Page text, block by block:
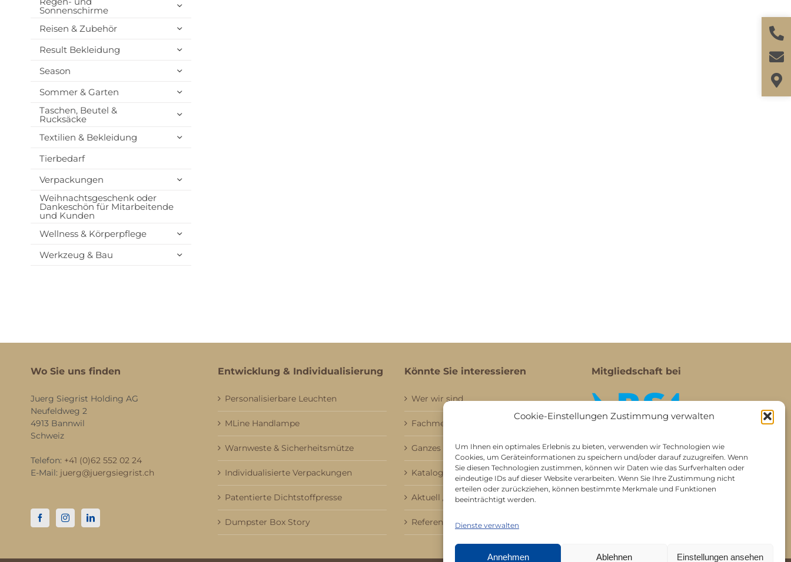
Cookie-Einstellungen Zustimmung verwalten
Um Ihnen ein optimales Erlebnis zu bieten, verwenden wir Technologien wie
Cookies, um Geräteinformationen zu speichern und/oder darauf zuzugreifen. Wenn
Sie diesen Technologien zustimmen, können wir Daten wie das Surfverhalten oder
eindeutige IDs auf dieser Website verarbeiten. Wenn Sie Ihre Zustimmung nicht
erteilen oder zurückziehen, können bestimmte Merkmale und Funktionen
beeinträchtigt werden.
Dienste verwalten
Annehmen Ablehnen Einstellungen ansehen
Sonnenschirme
Reisen & Zubehör
Result Bekleidung
Season
Sommer & Garten
Taschen, Beutel &
Rucksäcke
Textilien & Bekleidung
Tierbedarf
Verpackungen
Weihnachtsgeschenk oder
Dankeschön für Mitarbeitende
und Kunden
Wellness & Körperpflege
Werkzeug & Bau
Wo Sie uns finden
Juerg Siegrist Holding AG
Neufeldweg 2
4913 Bannwil
Schweiz
Telefon: +41 (0)62 552 02 24
E-Mail: juerg@juergsiegrist.ch
Entwicklung & Individualisierung
Personalisierbare Leuchten
MLine Handlampe
Warnweste & Sicherheitsmütze
Individualisierte Verpackungen
Patentierte Dichtstoffpresse
Dumpster Box Story
Könnte Sie interessieren
Wer wir sind
Fachmessebesuch
Ganzes Sortiment
Kataloge
Aktuell / Saison
Referenzen
Mitgliedschaft bei